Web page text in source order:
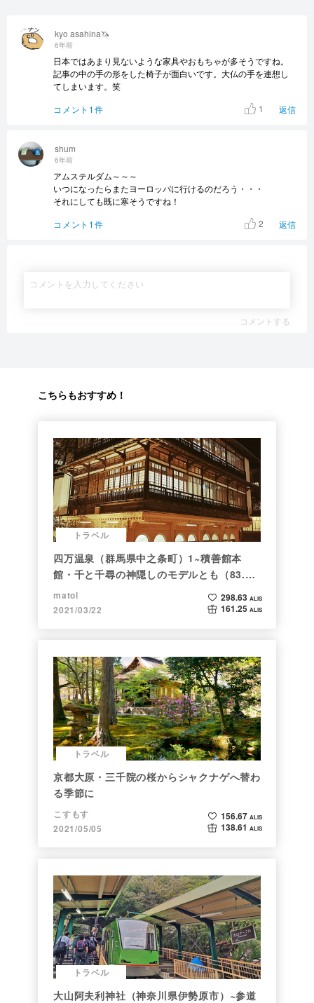
shum
6年前
アムステルダム～～～
いつになったらまたヨーロッパに行けるのだろう・・・
それにしても既に寒そうですね！
コメント1件
2 返信
kyo asahina🦄
6年前
日本ではあまり見ないような家具やおもちゃが多そうですね。
記事の中の手の形をした椅子が面白いです。大仏の手を連想し
てしまいます。笑
コメント1件
1 返信
コメントする
こちらもおすすめ！
トラベル
四万温泉（群馬県中之条町）1~積善館本
館・千と千尋の神隠しのモデルとも（83.と
らべるショット）
matol
2021/03/22
298.63 ALIS
161.25 ALIS
トラベル
京都大原・三千院の桜からシャクナゲへ替わ
る季節に
こすもす
2021/05/05
156.67 ALIS
138.61 ALIS
トラベル
大山阿夫利神社（神奈川県伊勢原市）~参道